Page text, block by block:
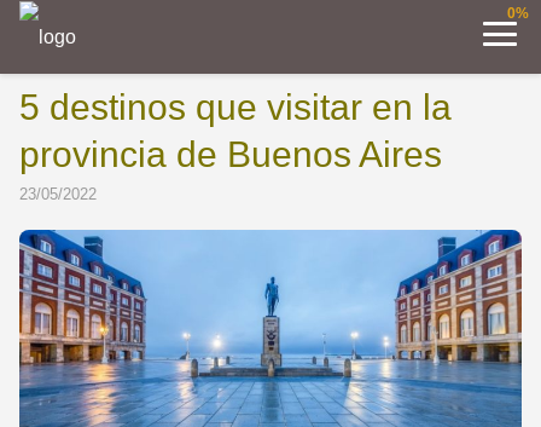
0%
5 destinos que visitar en la
provincia de Buenos Aires
23/05/2022